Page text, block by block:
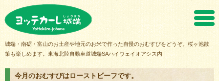
城端・南砺・富山のお土産や地元のお米で作った自慢のおむすびをどうぞ。桜ヶ池散
策も楽しめます。東海北陸自動車道城端SAハイウェイオアシス内
今月のおむすびはローストビーフです。